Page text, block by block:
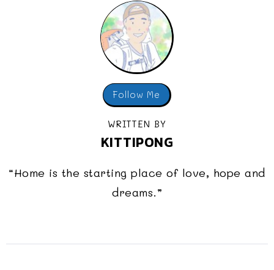
Follow Me
WRITTEN BY
KITTIPONG
“Home is the starting place of love, hope and
dreams.”